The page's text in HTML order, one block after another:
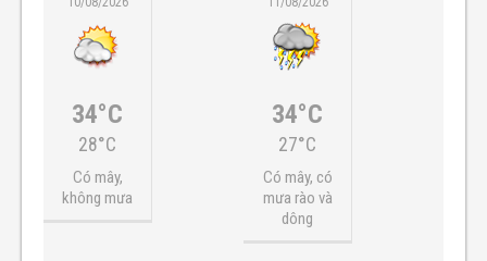
34°C
28°C
Có mây,
không mưa
34°C
27°C
Có mây, có
mưa rào và
dông